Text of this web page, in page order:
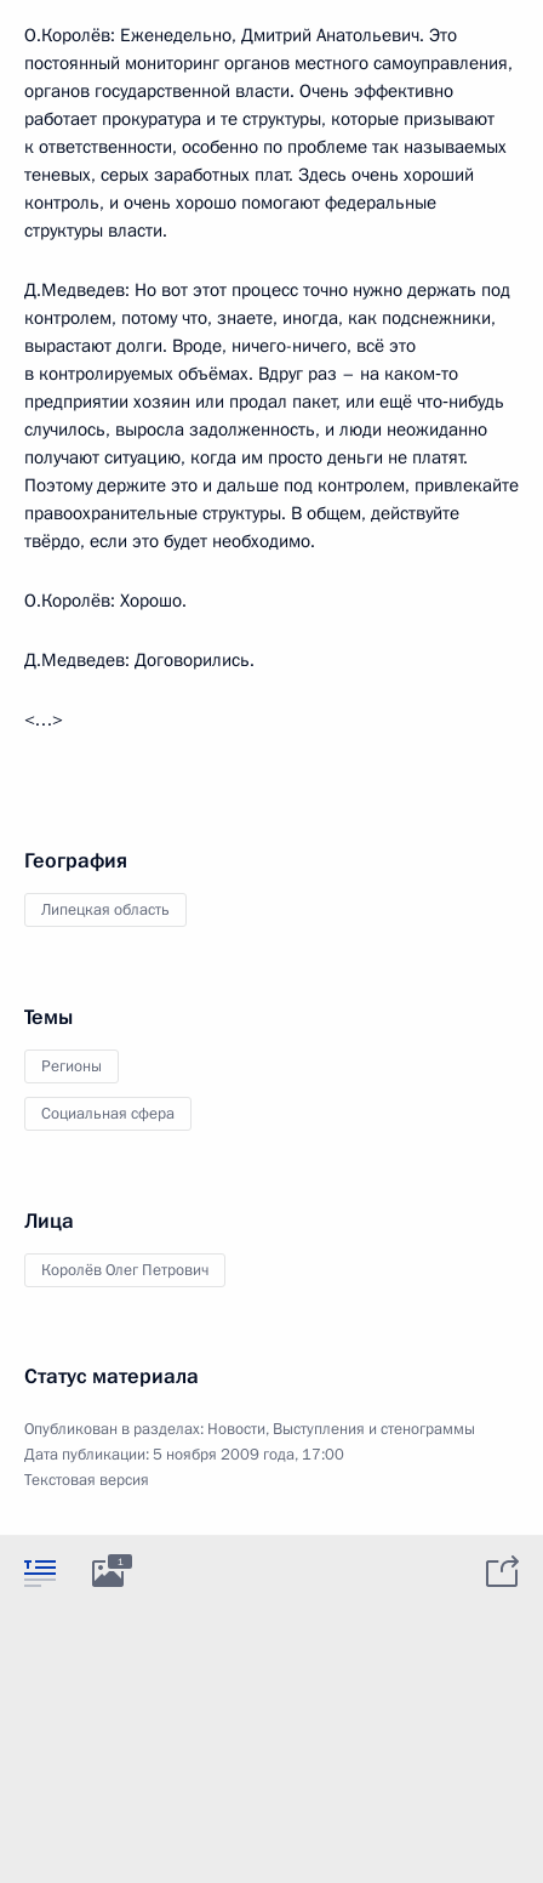
О.Королёв: Еженедельно, Дмитрий Анатольевич. Это
постоянный мониторинг органов местного самоуправления,
органов государственной власти. Очень эффективно
работает прокуратура и те структуры, которые призывают
к ответственности, особенно по проблеме так называемых
теневых, серых заработных плат. Здесь очень хороший
контроль, и очень хорошо помогают федеральные
структуры власти.
Д.Медведев: Но вот этот процесс точно нужно держать под
контролем, потому что, знаете, иногда, как подснежники,
вырастают долги. Вроде, ничего-ничего, всё это
в контролируемых объёмах. Вдруг раз – на каком‑то
предприятии хозяин или продал пакет, или ещё что‑нибудь
случилось, выросла задолженность, и люди неожиданно
получают ситуацию, когда им просто деньги не платят.
Поэтому держите это и дальше под контролем, привлекайте
правоохранительные структуры. В общем, действуйте
твёрдо, если это будет необходимо.
О.Королёв: Хорошо.
Д.Медведев: Договорились.
<…>
География
Липецкая область
Темы
Регионы
Социальная сфера
Лица
Королёв Олег Петрович
Статус материала
Опубликован в разделах: Новости, Выступления и стенограммы
Дата публикации:5 ноября 2009 года, 17:00
Текстовая версия
1